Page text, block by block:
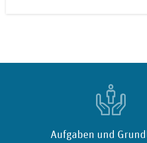
Aufgaben und